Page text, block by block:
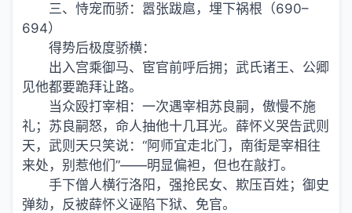
三、恃宠而骄：嚣张跋扈，埋下祸根（690–
694）
得势后极度骄横：
出入宫乘御马、宦官前呼后拥；武氏诸王、公卿
见他都要跪拜让路。
当众殴打宰相：一次遇宰相苏良嗣，傲慢不施
礼；苏良嗣怒，命人抽他十几耳光。薛怀义哭告武则
天，武则天只笑说：“阿师宜走北门，南街是宰相往
来处，别惹他们”——明显偏袒，但也在敲打。
手下僧人横行洛阳，强抢民女、欺压百姓；御史
弹劾，反被薛怀义诬陷下狱、免官。